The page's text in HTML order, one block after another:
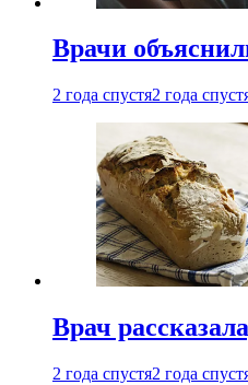
Врачи
2 года спустя2 года
Врач
2 года спустя2 года